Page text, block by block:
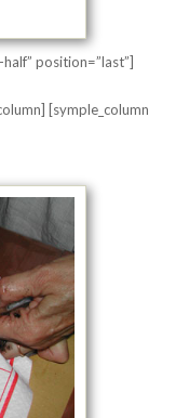
position=”last”]
[symple_column